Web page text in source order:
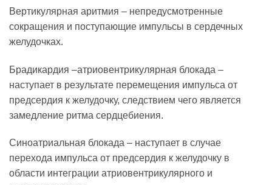
Вертикулярная аритмия – непредусмотренные
сокращения и поступающие импульсы в сердечных
желудочках.
Брадикардия –атриовентрикулярная блокада –
наступает в результате перемещения импульса от
предсердия к желудочку, следствием чего является
замедление ритма сердцебиения.
Синоатриальная блокада – наступает в случае
перехода импульса от предсердия к желудочку в
области интеграции атриовентрикулярного и